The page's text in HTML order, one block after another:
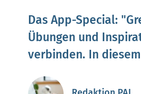
Das App-Special:
Übungen und
verbinden. In